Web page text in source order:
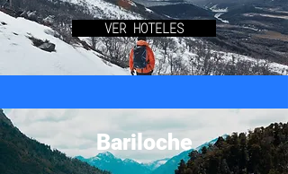
VER HOTELES
Bariloche